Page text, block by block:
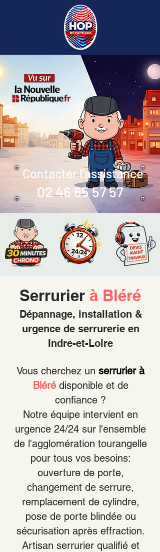
Contacter l'assistance
02 46 65 57 57
Serrurier à Bléré
Dépannage, installation &
urgence de serrurerie en
Indre-et-Loire
Vous cherchez un serrurier à
Blérédisponible et de
confiance ?
Notre équipe intervient en
urgence 24/24 sur l'ensemble
de l'agglomération tourangelle
pour tous vos besoins:
ouverture de porte,
changement de serrure,
remplacement de cylindre,
pose de porte blindée ou
sécurisation après effraction.
Artisan serrurier qualifié et